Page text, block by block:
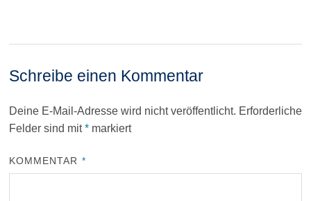
Schreibe einen Kommentar
Deine E-Mail-Adresse wird nicht veröffentlicht. Erforderliche
Felder sind mit*markiert
KOMMENTAR *